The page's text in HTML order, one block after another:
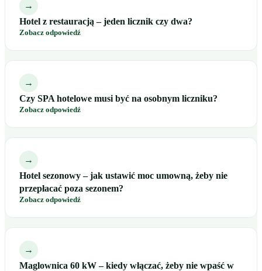
→
Hotel z restauracją – jeden licznik czy dwa?
Zobacz odpowiedź
→
Czy SPA hotelowe musi być na osobnym liczniku?
Zobacz odpowiedź
→
Hotel sezonowy – jak ustawić moc umowną, żeby nie
przepłacać poza sezonem?
Zobacz odpowiedź
→
Maglownica 60 kW – kiedy włączać, żeby nie wpaść w